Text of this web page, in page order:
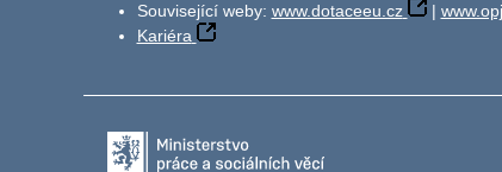
Související weby: www.dotaceeu.cz |
Kariéra